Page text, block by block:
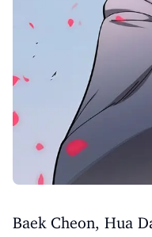
Baek Cheon, Hua